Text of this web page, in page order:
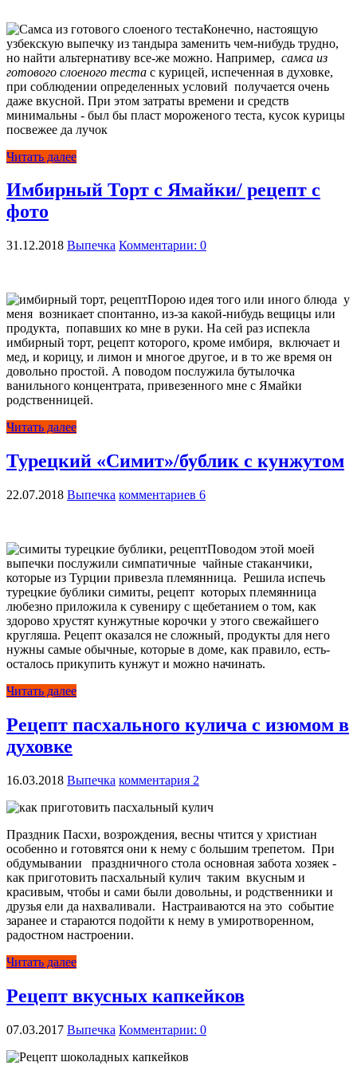
Конечно, настоящую
узбекскую выпечку из тандыра заменить чем-нибудь трудно,
но найти альтернативу все-же можно. Например, самса из
готового слоеного теста с курицей, испеченная в духовке,
при соблюдении определенных условий получается очень
даже вкусной. При этом затраты времени и средств
минимальны - был бы пласт мороженого теста, кусок курицы
посвежее да лучок
Читать далее
Имбирный Торт с Ямайки/ рецепт с
фото
31.12.2018 Выпечка Комментарии: 0
Порою идея того или иного блюда у
меня возникает спонтанно, из-за какой-нибудь вещицы или
продукта, попавших ко мне в руки. На сей раз испекла
имбирный торт, рецепт которого, кроме имбиря, включает и
мед, и корицу, и лимон и многое другое, и в то же время он
довольно простой. А поводом послужила бутылочка
ванильного концентрата, привезенного мне с Ямайки
родственницей.
Читать далее
Турецкий «Симит»/бублик с кунжутом
22.07.2018 Выпечка комментариев 6
Поводом этой моей
выпечки послужили симпатичные чайные стаканчики,
которые из Турции привезла племянница. Решила испечь
турецкие бублики симиты, рецепт которых племянница
любезно приложила к сувениру с щебетанием о том, как
здорово хрустят кунжутные корочки у этого свежайшего
кругляша. Рецепт оказался не сложный, продукты для него
нужны самые обычные, которые в доме, как правило, есть-
осталось прикупить кунжут и можно начинать.
Читать далее
Рецепт пасхального кулича с изюмом в
духовке
16.03.2018 Выпечка комментария 2
Праздник Пасхи, возрождения, весны чтится у христиан
особенно и готовятся они к нему с большим трепетом. При
обдумывании праздничного стола основная забота хозяек -
как приготовить пасхальный кулич таким вкусным и
красивым, чтобы и сами были довольны, и родственники и
друзья ели да нахваливали. Настраиваются на это событие
заранее и стараются подойти к нему в умиротворенном,
радостном настроении.
Читать далее
Рецепт вкусных капкейков
07.03.2017 Выпечка Комментарии: 0